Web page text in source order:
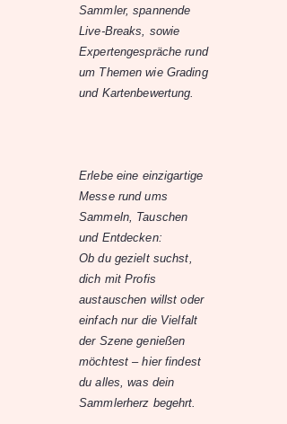
Sammler, spannende
Live-Breaks, sowie
Expertengespräche rund
um Themen wie Grading
und Kartenbewertung.
Erlebe eine einzigartige
Messe rund ums
Sammeln, Tauschen
und Entdecken:
Ob du gezielt suchst,
dich mit Profis
austauschen willst oder
einfach nur die Vielfalt
der Szene genießen
möchtest – hier findest
du alles, was dein
Sammlerherz begehrt.